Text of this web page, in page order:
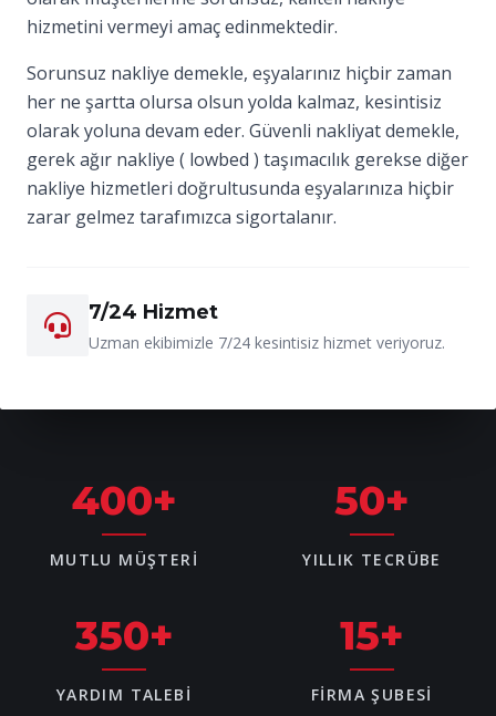
hizmetini vermeyi amaç edinmektedir.
Sorunsuz nakliye demekle, eşyalarınız hiçbir zaman
her ne şartta olursa olsun yolda kalmaz, kesintisiz
olarak yoluna devam eder. Güvenli nakliyat demekle,
gerek ağır nakliye ( lowbed ) taşımacılık gerekse diğer
nakliye hizmetleri doğrultusunda eşyalarınıza hiçbir
zarar gelmez tarafımızca sigortalanır.
7/24 Hizmet
Uzman ekibimizle 7/24 kesintisiz hizmet veriyoruz.
400+
MUTLU MÜŞTERI
50+
YILLIK TECRÜBE
350+
YARDIM TALEBI
15+
FIRMA ŞUBESI